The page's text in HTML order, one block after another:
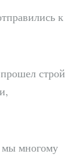
к
строй
мы многому